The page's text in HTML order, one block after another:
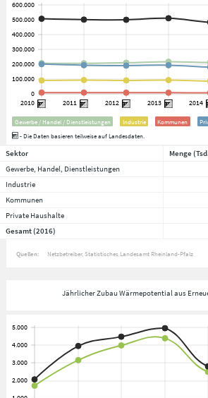
Gewerbe / Handel / Dienstleistungen Industrie Kommunen
- Die Daten basieren teilweise auf Landesdaten.
Sektor Menge
Gewerbe, Handel, Dienstleistungen
Industrie
Kommunen
Private Haushalte
Gesamt (2016)
Quellen: Netzbetreiber Statistisches Landesamt Rheinland-Pfalz
Jährlicher Zubau Wärmepotential aus